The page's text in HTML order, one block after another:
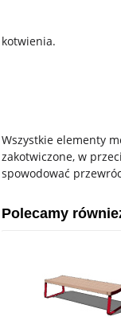
kotwienia.
Wszystkie elementy
zakotwiczone, w
spowodować
Polecamy